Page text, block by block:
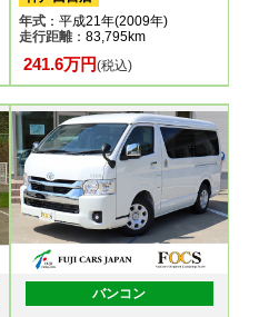
年式：平成21年(2009年)
走行距離：83,795km
241.6万円(税込)
バンコン